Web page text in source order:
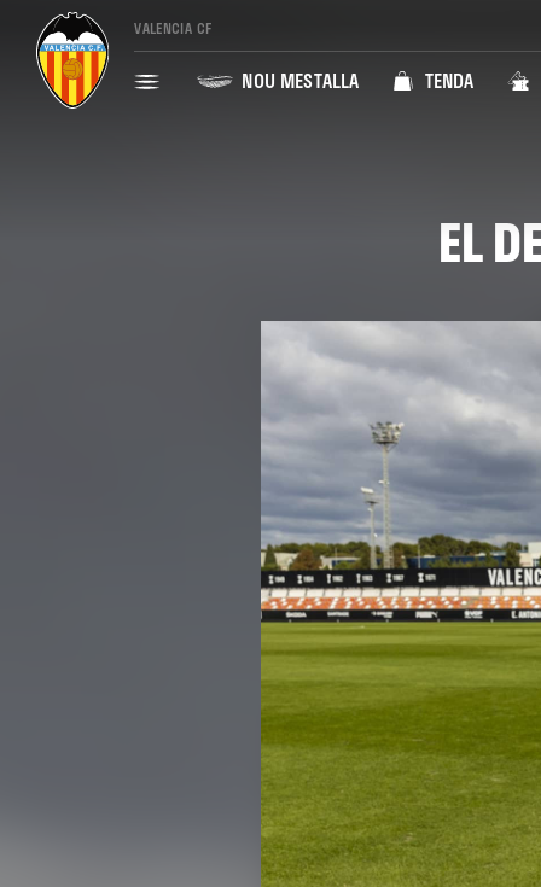
VALENCIA CF
NOU MESTALLA TENDA
EL